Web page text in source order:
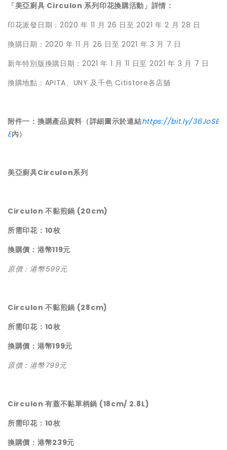
「美亞廚具 Circulon 系列印花換購活動」詳情：
印花派發日期：2020 年 11 月 26 日至 2021 年 2 月 28 日
換購日期：2020 年 11 月 26 日至 2021 年 3 月 7 日
新年特別版換購日期：2021 年 1 月 11 日至 2021 年 3 月 7 日
換購地點：APITA、UNY 及千色 Citistore各店舖
附件一：換購產品資料（詳細圖示於連結https://bit.ly/36JoSE
E內）
美亞廚具Circulon系列
Circulon 不黏煎鍋 (20cm)
所需印花：10枚
換購價：港幣119元
原價：港幣599元
Circulon 不黏煎鍋 (28cm)
所需印花：10枚
換購價：港幣199元
原價：港幣799元
Circulon 有蓋不黏單柄鍋 (18cm/ 2.8L)
所需印花：10枚
換購價：港幣239元